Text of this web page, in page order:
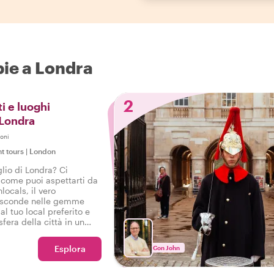
a Londra
e luoghi
tours | London
di Londra? Ci
puoi aspettarti da
il vero
nelle gemme
tuo local preferito e
della città in un
Esplora
2
Con John